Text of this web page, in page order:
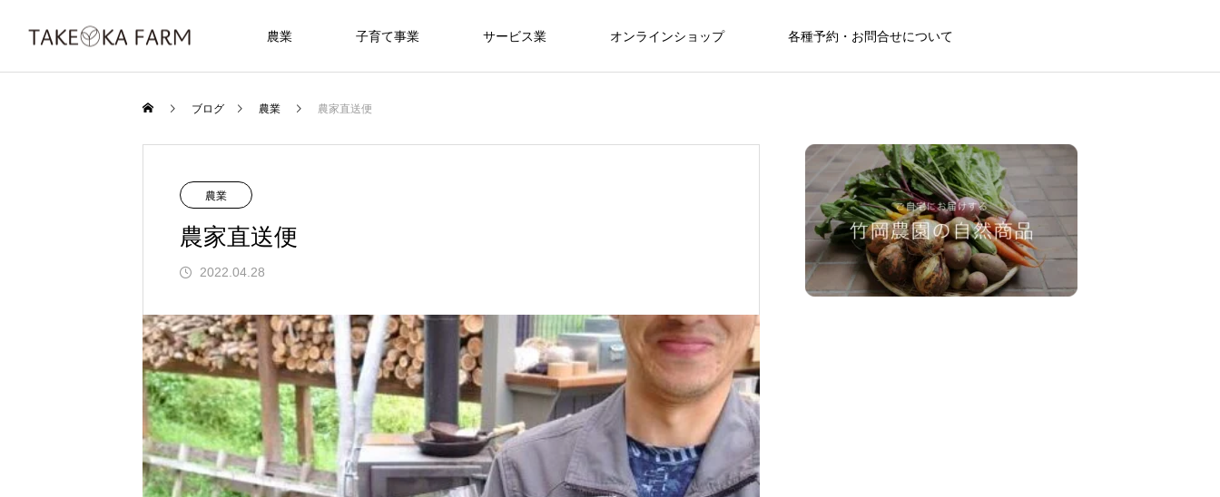
農業 子育て事業 サービス業 オンラインショップ 各種予約・お問合せについて
ブログ 農業 農家直送便
農業
農家直送便
2022.04.28